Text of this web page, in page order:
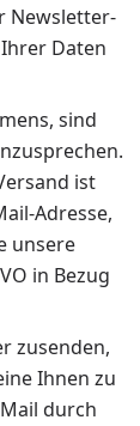
Newsletter-
Daten
sind
ist
Adresse,
unsere
in Bezug
zusenden,
Ihnen zu
durch